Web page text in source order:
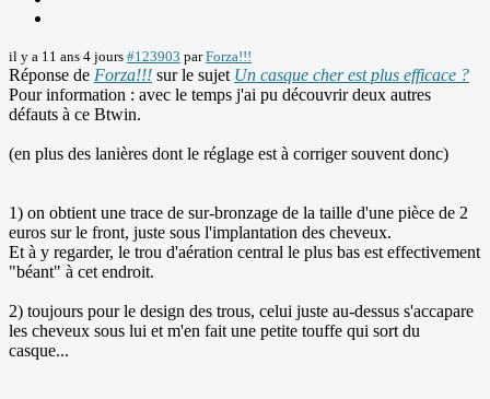
il y a 11 ans 4 jours #123903 parForza!!!
Réponse de Forza!!! sur le sujet Un casque cher est plus efficace ?
Pour information : avec le temps j'ai pu découvrir deux autres
défauts à ce Btwin.
(en plus des lanières dont le réglage est à corriger souvent donc)
1) on obtient une trace de sur-bronzage de la taille d'une pièce de 2
euros sur le front, juste sous l'implantation des cheveux.
Et à y regarder, le trou d'aération central le plus bas est effectivement
"béant" à cet endroit.
2) toujours pour le design des trous, celui juste au-dessus s'accapare
les cheveux sous lui et m'en fait une petite touffe qui sort du
casque...